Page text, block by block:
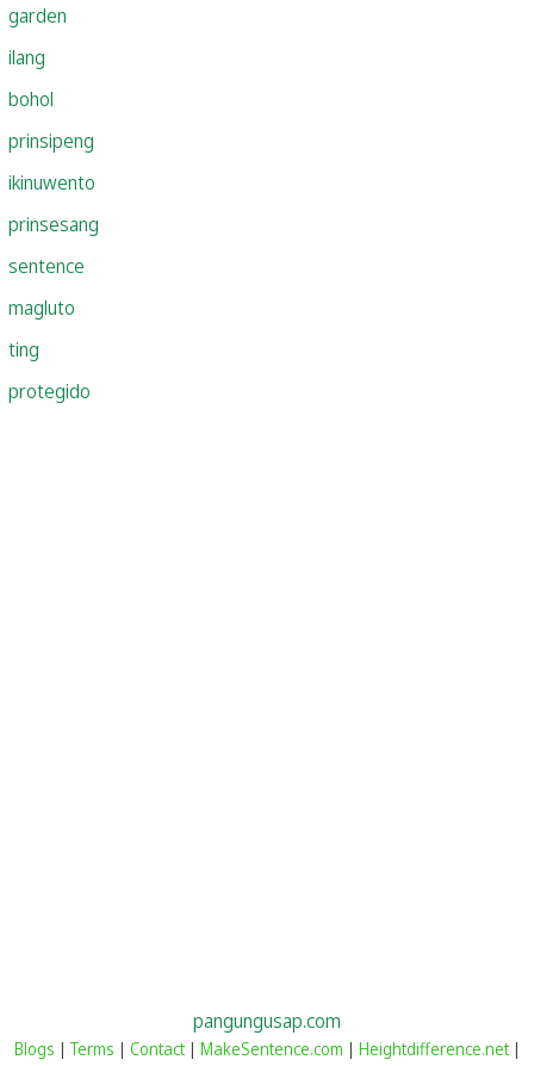
garden
ilang
bohol
prinsipeng
ikinuwento
prinsesang
sentence
magluto
ting
protegido
pangungusap.com
Blogs | Terms | Contact| MakeSentence.com | Heightdifference.net|